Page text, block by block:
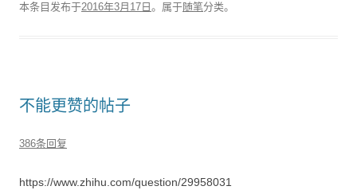
本条目发布于2016年3月17日 。属于随笔分类。
不能更赞的帖子
386条回复
https://www.zhihu.com/question/29958031